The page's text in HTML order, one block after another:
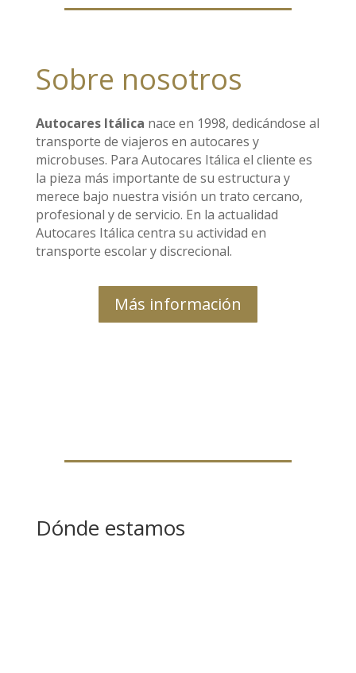
Sobre nosotros
Autocares Itálica nace en 1998, dedicándose al
transporte de viajeros en autocares y
microbuses. Para Autocares Itálica el cliente es
la pieza más importante de su estructura y
merece bajo nuestra visión un trato cercano,
profesional y de servicio. En la actualidad
Autocares Itálica centra su actividad en
transporte escolar y discrecional.
Más información
Dónde estamos